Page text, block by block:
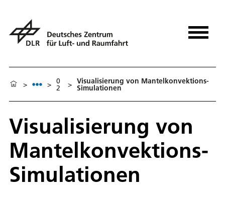
> > 0
2 > Visualisierung von Mantelkonvektions-
Simulationen
Visualisierung von
Mantelkonvektions-
Simulationen